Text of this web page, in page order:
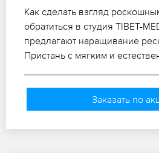
Как сделать взгляд
обратиться в студия TIBET-
предлагают наращивание
Пристань с мягким и
Заказать по